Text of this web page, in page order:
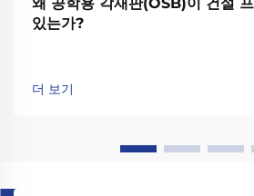
있는가?
더 보기